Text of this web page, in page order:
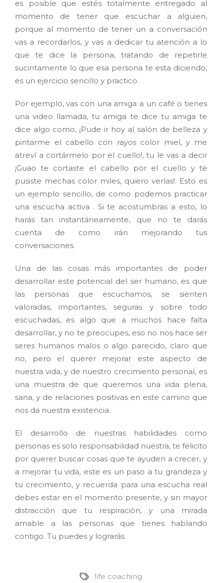
es posible que estés totalmente entregado al
momento de tener que escuchar a alguien,
porque al momento de tener un a conversación
vas a recordarlos, y vas a dedicar tu atención a lo
que te dice la persona, tratando de repetirle
sucintamente lo que esa persona te esta diciendo,
es un ejercicio sencillo y practico.
Por ejemplo, vas con una amiga a un café o tienes
una video llamada, tu amiga te dice tu amiga te
dice algo como, ¡Pude ir hoy al salón de belleza y
pintarme el cabello con rayos color miel, y me
atreví a cortármelo por el cuello!, tu le vas a decir
¡Guao te cortaste el cabello por el cuello y te
pusiste mechas color miles, quiero verlas!. Esto es
un ejemplo sencillo, de como podemos practicar
una escucha activa . Si te acostumbras a esto, lo
harás tan instantáneamente, que no te darás
cuenta de como irán mejorando tus
conversaciones.
Una de las cosas más importantes de poder
desarrollar este potencial del ser humano, es que
las personas que escuchamos, se sienten
valoradas, importantes, seguras y sobre todo
escuchadas, es algo que a muchos hace falta
desarrollar, y no te preocupes, eso no nos hace ser
seres humanos malos o algo parecido, claro que
no, pero el querer mejorar este aspecto de
nuestra vida, y de nuestro crecimiento personal, es
una muestra de que queremos una vida plena,
sana, y de relaciones positivas en este camino que
nos da nuestra existencia.
El desarrollo de nuestras habilidades como
personas es solo responsabilidad nuestra, te felicito
por querer buscar cosas que te ayuden a crecer, y
a mejorar tu vida, este es un paso a tu grandeza y
tu crecimiento, y recuerda para una escucha real
debes estar en el momento presente, y sin mayor
distracción que tu respiración, y una mirada
amable a las personas que tienes hablando
contigo. Tu puedes y lograrás.
life coaching